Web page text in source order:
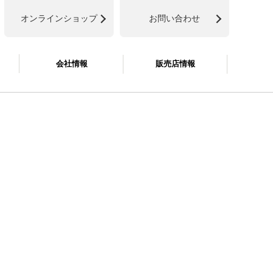
お問い合わせ
オンラインショップ
会社情報 販売店情報